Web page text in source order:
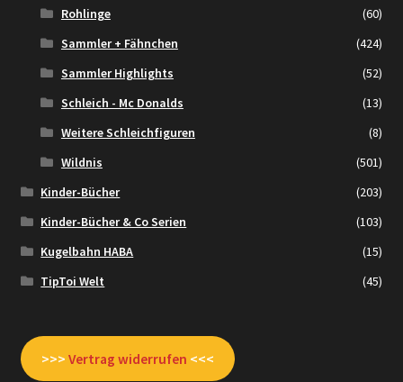
Rohlinge
(60)
Sammler + Fähnchen
(424)
Sammler Highlights
(52)
Schleich - Mc Donalds
(13)
Weitere Schleichfiguren
(8)
Wildnis
(501)
Kinder-Bücher
(203)
Kinder-Bücher & Co Serien
(103)
Kugelbahn HABA
(15)
TipToi Welt
(45)
>>> Vertrag widerrufen <<<